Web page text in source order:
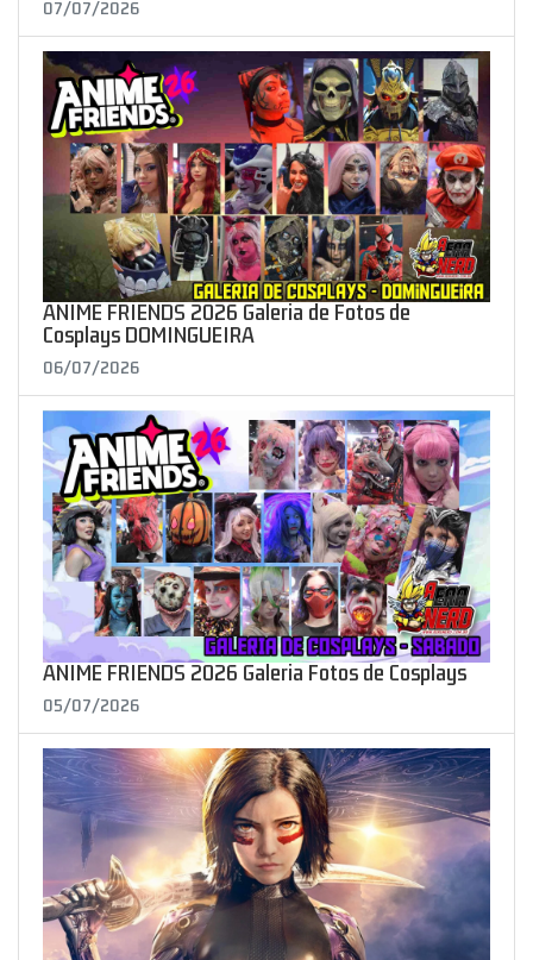
07/07/2026
ANIME FRIENDS 2026 Galeria de Fotos de
Cosplays DOMINGUEIRA
06/07/2026
ANIME FRIENDS 2026 Galeria Fotos de Cosplays
05/07/2026